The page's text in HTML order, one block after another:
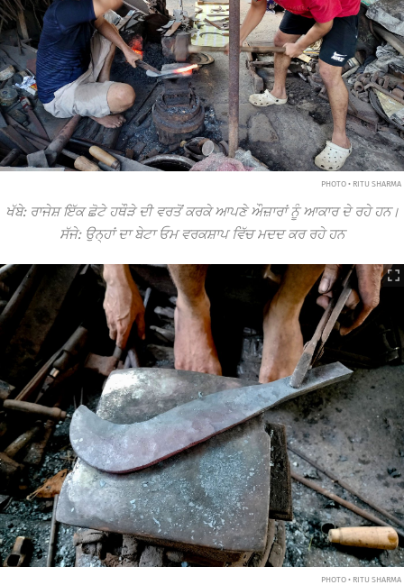
PHOTO • RITU SHARMA
ਖੱਬੇ: ਰਾਜੇਸ਼ ਇੱਕ ਛੋਟੇ ਹਥੌੜੇ ਦੀ ਵਰਤੋਂ ਕਰਕੇ ਆਪਣੇ ਔਜ਼ਾਰਾਂ ਨੂੰ ਆਕਾਰ ਦੇ ਰਹੇ ਹਨ।
ਸੱਜੇ: ਉਨ੍ਹਾਂ ਦਾ ਬੇਟਾ ਓਮ ਵਰਕਸ਼ਾਪ ਵਿੱਚ ਮਦਦ ਕਰ ਰਹੇ ਹਨ
PHOTO • RITU SHARMA